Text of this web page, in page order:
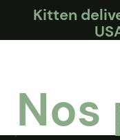
Kitten
Nos